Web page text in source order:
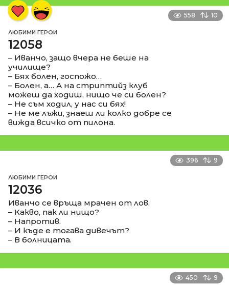
558 10
ЛЮБИМИ ГЕРОИ
12058
– Иванчо, защо вчера не беше на
училище?
– Бях болен, госпожо…
– Болен, а… А на стриптийз клуб
можеш да ходиш, нищо че си болен?
– Не съм ходил, у нас си бях!
– Не ме лъжи, знаеш ли колко добре се
вижда всичко от пилона.
396 9
ЛЮБИМИ ГЕРОИ
12036
Иванчо се връща мрачен от лов.
– Какво, пак ли нищо?
– Напротив.
– И къде е тогава дивечът?
– В болницата.
450 9